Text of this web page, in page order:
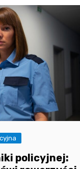
policyjnej: